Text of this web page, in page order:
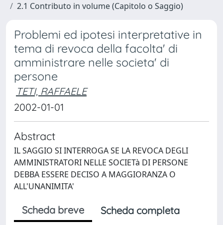
2.1 Contributo in volume (Capitolo o Saggio)
Problemi ed ipotesi interpretative in
tema di revoca della facolta' di
amministrare nelle societa' di
persone
TETI, RAFFAELE
2002-01-01
Abstract
IL SAGGIO SI INTERROGA SE LA REVOCA DEGLI
AMMINISTRATORI NELLE SOCIETà DI PERSONE
DEBBA ESSERE DECISO A MAGGIORANZA O
ALL'UNANIMITA'
Scheda breve
Scheda completa